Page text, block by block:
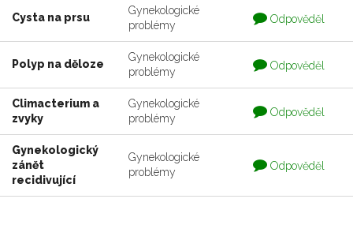
Cysta na prsu
Gynekologické
problémy
Otázka
je
zodpovedaná
Odpověděl
Polyp na děloze
Gynekologické
problémy
Otázka
je
zodpovedaná
Odpověděl
Climacterium a
zvyky
Gynekologické
problémy
Otázka
je
zodpovedaná
Odpověděl
Gynekologický
zánět
recidivující
Gynekologické
problémy
Otázka
je
Odpověděl